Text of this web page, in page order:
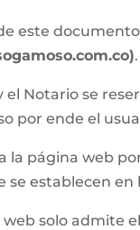
este
.
el Notario se
por ende el
la página web
se establecen en
solo admite